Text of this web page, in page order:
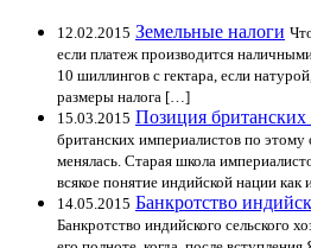
12.02.2015 Земельные налоги
если платеж производится
10 шиллингов с гектара, если
размеры налога […]
15.03.2015 Позиция британских
британских империалистов по
менялась. Старая школа
всякое понятие индийской нации
14.05.2015 Банкротство
Банкротство индийского сельского